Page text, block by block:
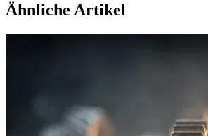
Ähnliche Artikel